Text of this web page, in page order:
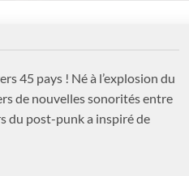
45 pays ! Né à l’explosion du
de nouvelles sonorités entre
du post-punk a inspiré de